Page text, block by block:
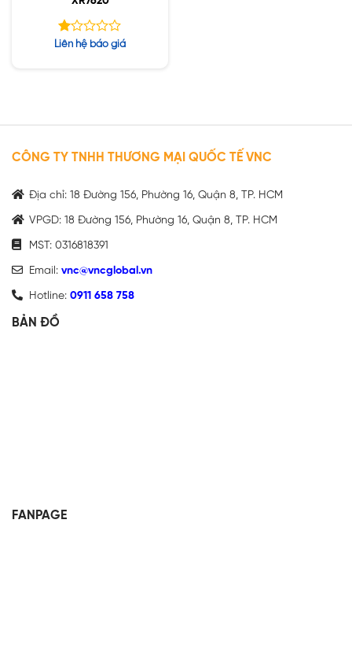
Được
Liên hệ báo giá
CÔNG TY TNHH THƯƠNG MẠI QUỐC TẾ VNC
Địa chỉ: 18 Đường 156, Phường 16, Quận 8, TP. HCM
VPGD: 18 Đường 156, Phường 16, Quận 8, TP. HCM
MST: 0316818391
Email: vnc@vncglobal.vn
Hotline: 0911 658 758
BẢN ĐỒ
FANPAGE